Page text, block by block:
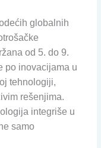
globalnih
od 5. do 9.
po inovacijama u
tehnologiji,
rešenjima.
integriše u
samo